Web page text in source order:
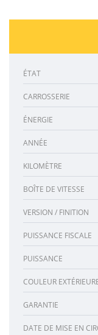
ÉTAT
CARROSSERIE
ÉNERGIE
ANNÉE
KILOMÈTRE
BOÎTE DE VITESSE
VERSION / FINITION
PUISSANCE FISCALE
PUISSANCE
COULEUR
GARANTIE
DATE DE MISE EN